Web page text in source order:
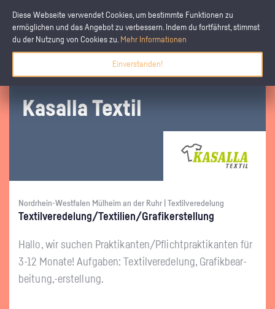
Diese Webseite verwendet Cookies, um bestimmte Funktionen zu
ermöglichen und das Angebot zu verbessern. Indem du fortfährst, stimmst
du der Nutzung von Cookies zu. Mehr Informationen
Einverstanden!
Ka­sal­la Tex­til
Nordrhein-Westfalen Mülheim an der Ruhr | Textilveredelung
Tex­til­ver­ede­lung/Tex­ti­li­en/Gra­fi­ker­stel­lung
Hallo, wir su­chen Prak­ti­kan­ten/Pflicht­prak­ti­kan­ten für
3-12 Mo­na­te! Auf­ga­ben: Tex­til­ver­ede­lung, Gra­fik­be­ar­
bei­tung,-er­stel­lung.